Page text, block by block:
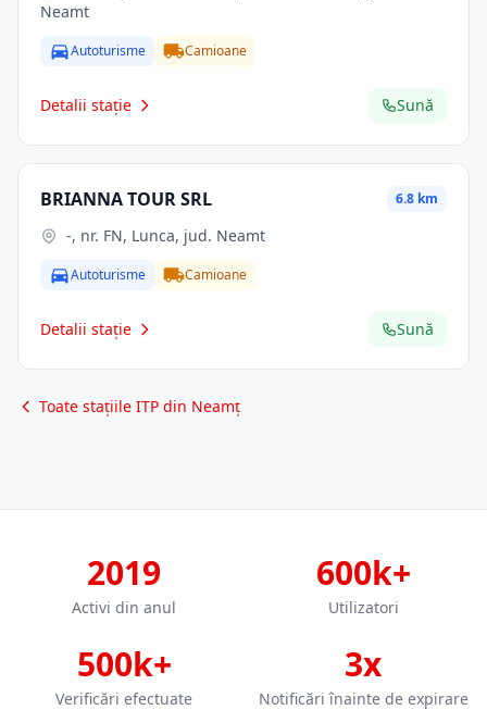
Neamt
Autoturisme Camioane
Detalii stație Sună
BRIANNA TOUR SRL 6.8 km
-, nr. FN, Lunca, jud. Neamt
Autoturisme Camioane
Detalii stație Sună
Toate stațiile ITP din Neamț
2019
Activi din anul
600k+
Utilizatori
500k+
Verificări efectuate
3x
Notificări înainte de expirare